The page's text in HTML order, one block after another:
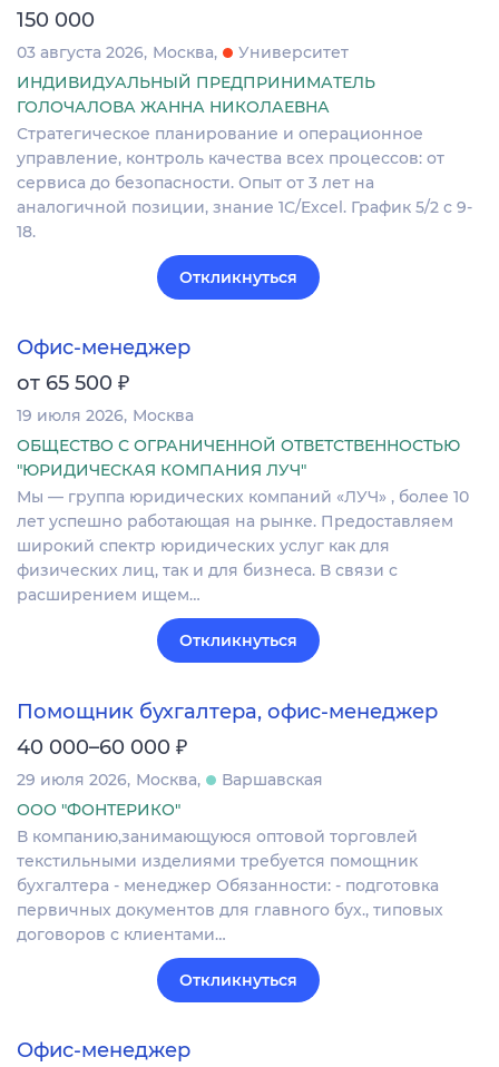
150 000
03 августа 2026 Москва
Университет
ИНДИВИДУАЛЬНЫЙ ПРЕДПРИНИМАТЕЛЬ
ГОЛОЧАЛОВА ЖАННА НИКОЛАЕВНА
Стратегическое планирование и операционное
управление, контроль качества всех процессов: от
сервиса до безопасности. Опыт от 3 лет на
аналогичной позиции, знание 1С/Excel. График 5/2 с 9-
18.
Откликнуться
Офис-менеджер
от 65 500 ₽
19 июля 2026 Москва
ОБЩЕСТВО С ОГРАНИЧЕННОЙ ОТВЕТСТВЕННОСТЬЮ
"ЮРИДИЧЕСКАЯ КОМПАНИЯ ЛУЧ"
Мы — группа юридических компаний «ЛУЧ» , более 10
лет успешно работающая на рынке. Предоставляем
широкий спектр юридических услуг как для
физических лиц, так и для бизнеса. В связи с
расширением ищем…
Откликнуться
Помощник бухгалтера, офис-менеджер
40 000–60 000 ₽
29 июля 2026 Москва
Варшавская
ООО "ФОНТЕРИКО"
В компанию,занимающуюся оптовой торговлей
текстильными изделиями требуется помощник
бухгалтера - менеджер Обязанности: - подготовка
первичных документов для главного бух., типовых
договоров с клиентами…
Откликнуться
Офис-менеджер